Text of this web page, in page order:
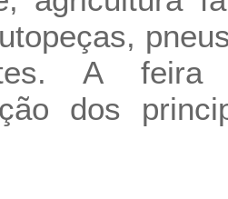
A
dos